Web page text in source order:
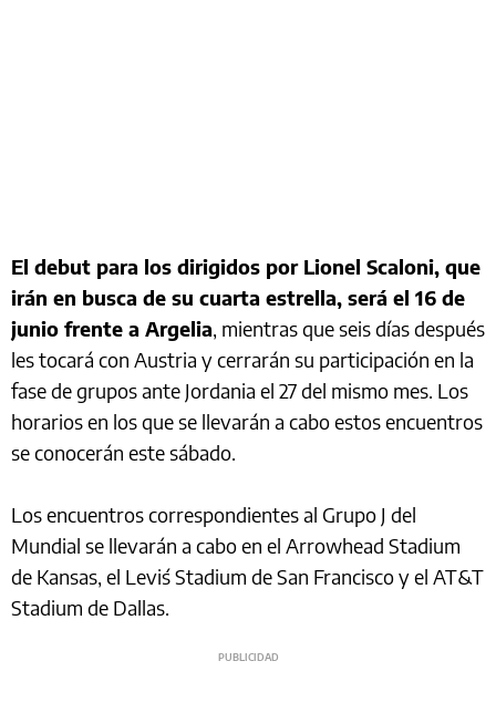
El debut para los dirigidos por Lionel Scaloni, que
irán en busca de su cuarta estrella, será el 16 de
junio frente a Argelia, mientras que seis días después
les tocará con Austria y cerrarán su participación en la
fase de grupos ante Jordania el 27 del mismo mes. Los
horarios en los que se llevarán a cabo estos encuentros
se conocerán este sábado.
Los encuentros correspondientes al Grupo J del
Mundial se llevarán a cabo en el Arrowhead Stadium
de Kansas, el Levi´s Stadium de San Francisco y el AT&T
Stadium de Dallas.